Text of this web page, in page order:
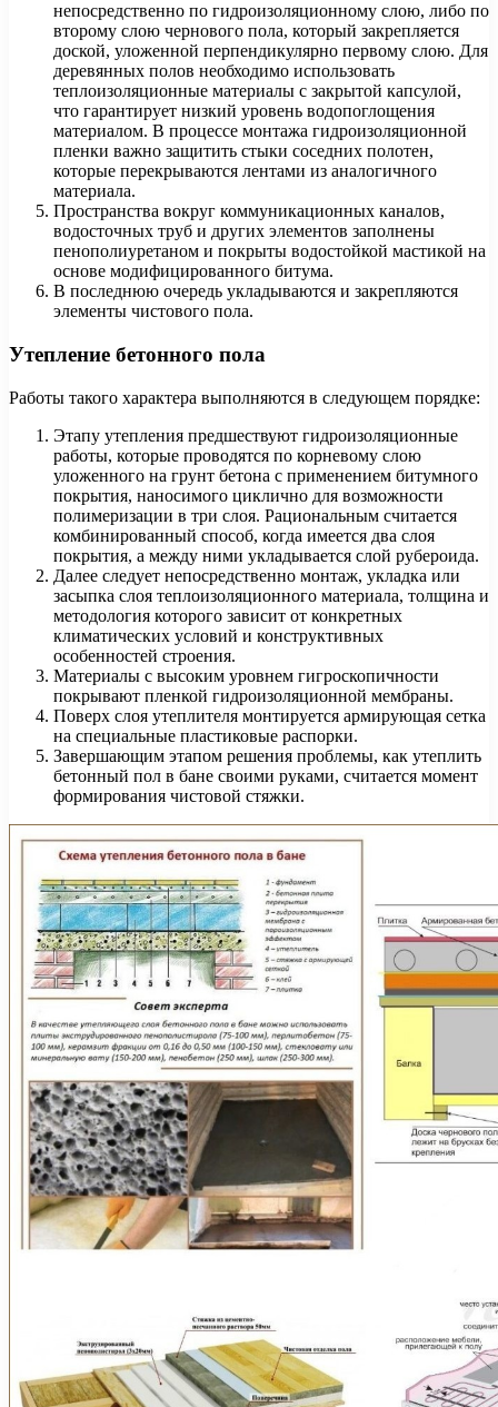
непосредственно по гидроизоляционному слою, либо по
второму слою чернового пола, который закрепляется
доской, уложенной перпендикулярно первому слою. Для
деревянных полов необходимо использовать
теплоизоляционные материалы с закрытой капсулой,
что гарантирует низкий уровень водопоглощения
материалом. В процессе монтажа гидроизоляционной
пленки важно защитить стыки соседних полотен,
которые перекрываются лентами из аналогичного
материала.
Пространства вокруг коммуникационных каналов,
водосточных труб и других элементов заполнены
пенополиуретаном и покрыты водостойкой мастикой на
основе модифицированного битума.
В последнюю очередь укладываются и закрепляются
элементы чистового пола.
Утепление бетонного пола
Работы такого характера выполняются в следующем порядке:
Этапу утепления предшествуют гидроизоляционные
работы, которые проводятся по корневому слою
уложенного на грунт бетона с применением битумного
покрытия, наносимого циклично для возможности
полимеризации в три слоя. Рациональным считается
комбинированный способ, когда имеется два слоя
покрытия, а между ними укладывается слой рубероида.
Далее следует непосредственно монтаж, укладка или
засыпка слоя теплоизоляционного материала, толщина и
методология которого зависит от конкретных
климатических условий и конструктивных
особенностей строения.
Материалы с высоким уровнем гигроскопичности
покрывают пленкой гидроизоляционной мембраны.
Поверх слоя утеплителя монтируется армирующая сетка
на специальные пластиковые распорки.
Завершающим этапом решения проблемы, как утеплить
бетонный пол в бане своими руками, считается момент
формирования чистовой стяжки.